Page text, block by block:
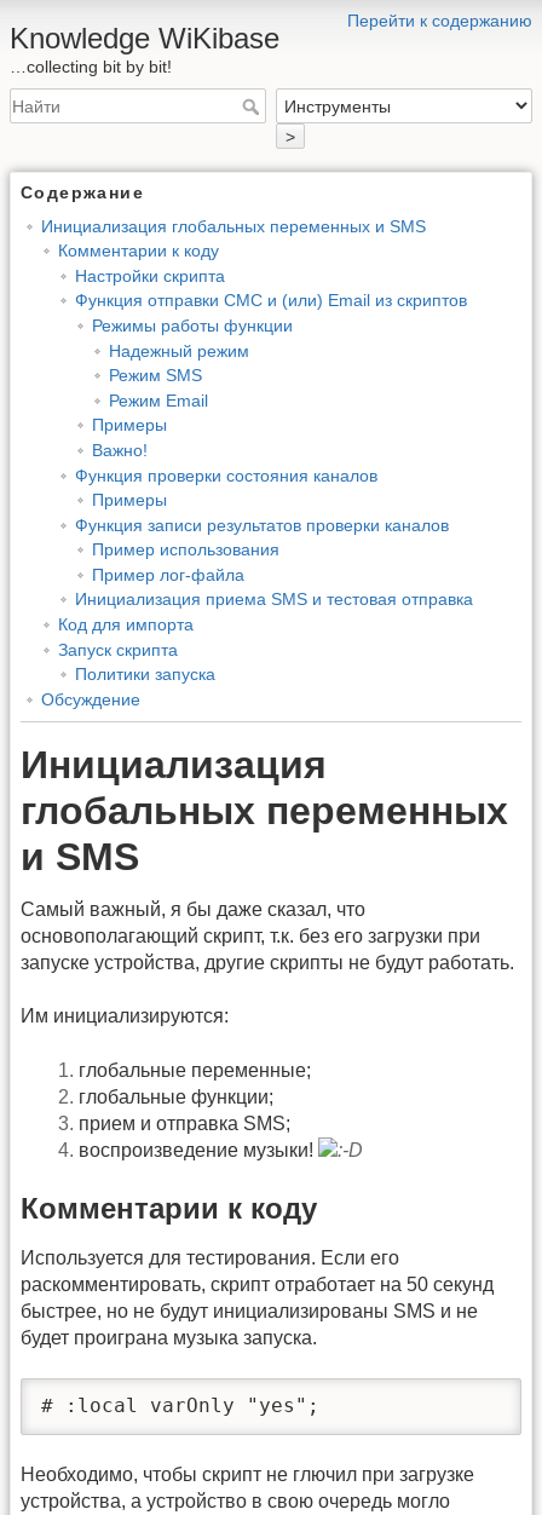
Перейти к содержанию
Knowledge WiKibase
…collecting bit by bit!
>
Содержание
Инициализация глобальных переменных и SMS
Комментарии к коду
Настройки скрипта
Функция отправки СМС и (или) Email из скриптов
Режимы работы функции
Надежный режим
Режим SMS
Режим Email
Примеры
Важно!
Функция проверки состояния каналов
Примеры
Функция записи результатов проверки каналов
Пример использования
Пример лог-файла
Инициализация приема SMS и тестовая отправка
Код для импорта
Запуск скрипта
Политики запуска
Обсуждение
Инициализация
глобальных переменных
и SMS
Самый важный, я бы даже сказал, что
основополагающий скрипт, т.к. без его загрузки при
запуске устройства, другие скрипты не будут работать.
Им инициализируются:
глобальные переменные;
глобальные функции;
прием и отправка SMS;
воспроизведение музыки!
Комментарии к коду
Используется для тестирования. Если его
раскомментировать, скрипт отработает на 50 секунд
быстрее, но не будут инициализированы SMS и не
будет проиграна музыка запуска.
# :local varOnly "yes";
Необходимо, чтобы скрипт не глючил при загрузке
устройства, а устройство в свою очередь могло